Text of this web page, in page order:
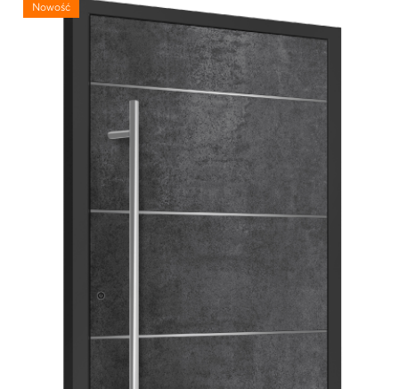
Nowość